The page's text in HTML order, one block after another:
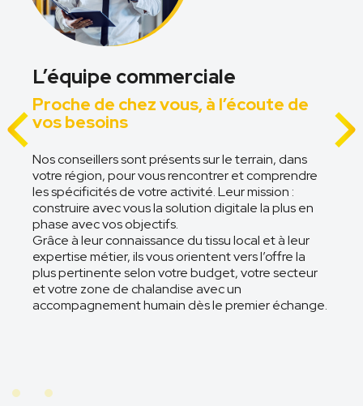
L’équipe commerciale
Proche de chez vous, à l’écoute de
vos besoins
Nos conseillers sont présents sur le terrain, dans
votre région, pour vous rencontrer et comprendre
les spécificités de votre activité. Leur mission :
construire avec vous la solution digitale la plus en
phase avec vos objectifs.
Grâce à leur connaissance du tissu local et à leur
expertise métier, ils vous orientent vers l’offre la
plus pertinente selon votre budget, votre secteur
et votre zone de chalandise avec un
accompagnement humain dès le premier échange.